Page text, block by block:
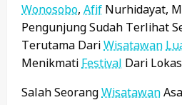
Wonosobo, Afif Nurhidayat,
Pengunjung Sudah Terlihat
Terutama DariWisatawan
Menikmati Festival Dari
Salah SeorangWisatawan